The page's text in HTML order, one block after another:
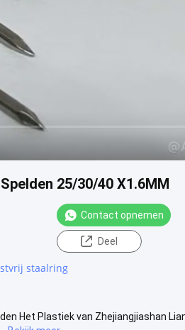
25/30/40 X1.6MM
Contact opnemen
Deel
staalring
Het Plastiek van Zhejiangjiashan